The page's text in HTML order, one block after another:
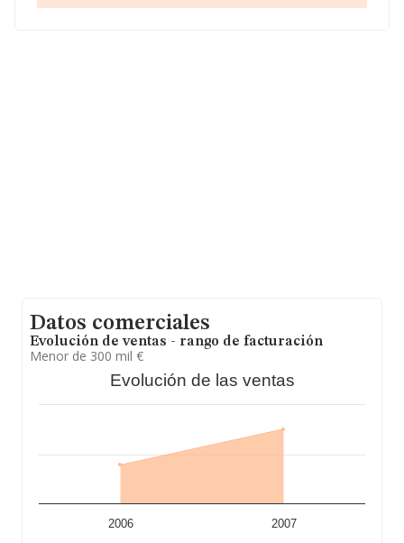
núm. 36, (30012), en el municipio de Murcia, Murcia.
Datos comerciales
Evolución de ventas - rango de facturación
Menor de 300 mil €
Evolución de las ventas
2006 2007